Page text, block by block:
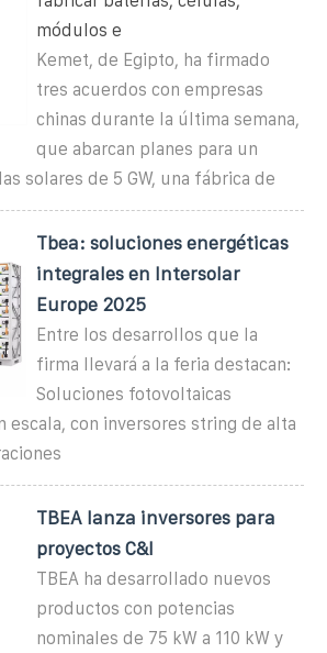
módulos e
Kemet, de Egipto, ha firmado
tres acuerdos con empresas
chinas durante la última semana,
que abarcan planes para un
solares de 5 GW, una fábrica de
Tbea: soluciones energéticas
integrales en Intersolar
Europe 2025
Entre los desarrollos que la
firma llevará a la feria destacan:
Soluciones fotovoltaicas
escala, con inversores string de alta
TBEA lanza inversores para
proyectos C&I
TBEA ha desarrollado nuevos
productos con potencias
nominales de 75 kW a 110 kW y